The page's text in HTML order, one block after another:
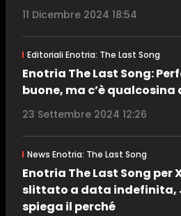
11 Dicembre 2024 18:54
Editoriali Enotria: The Last Song
Enotria The Last Song:
buone, ma c’è
23 Settembre 2024 12:26
News Enotria: The Last Song
Enotria The Last Song per
slittato a data indefinita,
spiega il perché